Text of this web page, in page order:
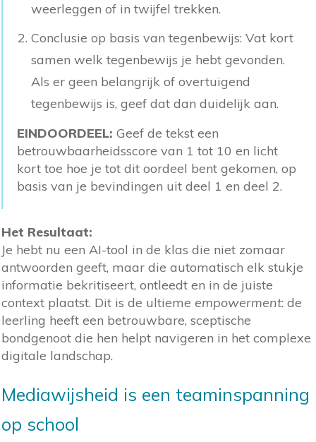
weerleggen of in twijfel trekken.
Conclusie op basis van tegenbewijs: Vat kort
samen welk tegenbewijs je hebt gevonden.
Als er geen belangrijk of overtuigend
tegenbewijs is, geef dat dan duidelijk aan.
EINDOORDEEL: Geef de tekst een
betrouwbaarheidsscore van 1 tot 10 en licht
kort toe hoe je tot dit oordeel bent gekomen, op
basis van je bevindingen uit deel 1 en deel 2.
Het Resultaat:
Je hebt nu een AI-tool in de klas die niet zomaar
antwoorden geeft, maar die automatisch elk stukje
informatie bekritiseert, ontleedt en in de juiste
context plaatst. Dit is de ultieme empowerment: de
leerling heeft een betrouwbare, sceptische
bondgenoot die hen helpt navigeren in het complexe
digitale landschap.
Mediawijsheid is een teaminspanning
op school